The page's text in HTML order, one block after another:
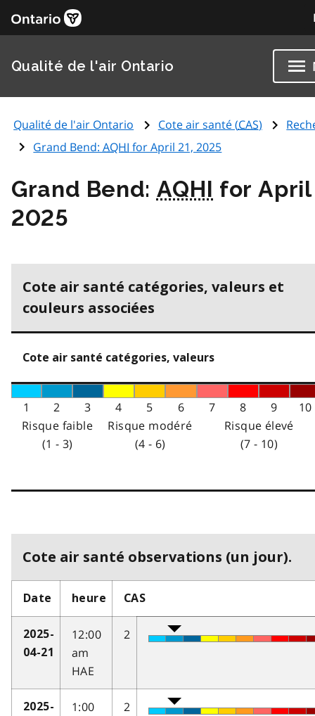
Qualité de l'air Ontario
Qualité de l'air Ontario Cote air santé (CAS)
Grand Bend:AQHI for April 21, 2025
Grand Bend: AQHI for April
2025
Cote air santé catégories, valeurs et
couleurs associées
Cote air santé catégories, valeurs
1 2 3 4 5 6 7 8 9
10
Risque faible
(1 - 3)
Risque modéré
(4 - 6)
Risque élevé
(7 - 10)
Cote air santé observations (un jour).
Date heure CAS
2025-
04-21
12:00
am
HAE
2
2025-
1:00
2